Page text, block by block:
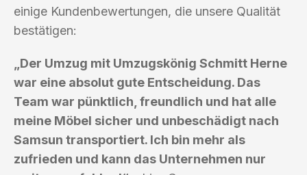
einige Kundenbewertungen, die unsere Qualität
bestätigen:
„Der Umzug mit Umzugskönig Schmitt Herne
war eine absolut gute Entscheidung. Das
Team war pünktlich, freundlich und hat alle
meine Möbel sicher und unbeschädigt nach
Samsun transportiert. Ich bin mehr als
zufrieden und kann das Unternehmen nur